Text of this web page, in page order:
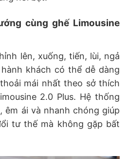
cùng ghế Limousine
lên, xuống, tiến, lùi, ngả
khách có thể dễ dàng
mái nhất theo sở thích
2.0 Plus. Hệ thống
êm ái và nhanh chóng giúp
tư thế mà không gặp bất